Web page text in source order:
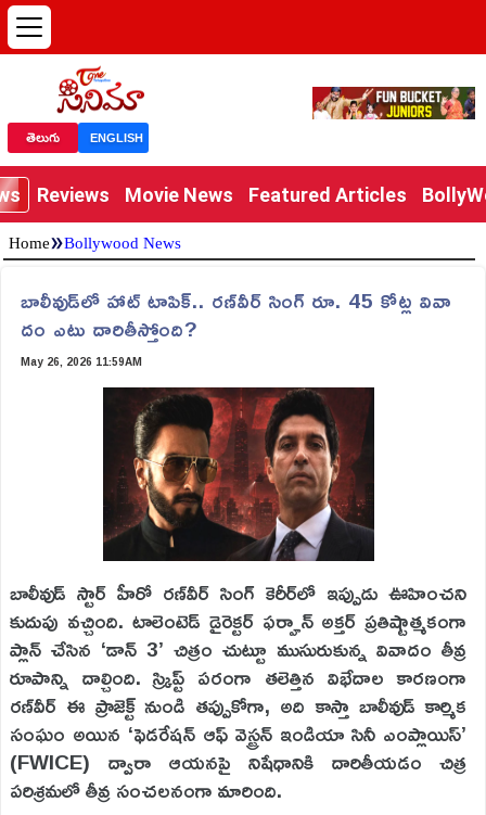
తెలుగు ENGLISH
Reviews Movie News Featured Articles
Home»Bollywood News
బాలీవుడ్‌లో హాట్ టాపిక్.. రణ్‌వీర్ సింగ్ రూ. 45 కోట్ల వివా
దం ఎటు దారితీస్తోంది?
May 26, 2026 11:59AM
బాలీవుడ్ స్టార్ హీరో రణ్‌వీర్ సింగ్ కెరీర్‌లో ఇప్పుడు ఊహించని
కుదుపు వచ్చింది. టాలెంటెడ్ డైరెక్టర్ ఫర్హాన్ అక్తర్ ప్రతిష్టాత్మకంగా
ప్లాన్ చేసిన ‘డాన్ 3’ చిత్రం చుట్టూ ముసురుకున్న వివాదం తీవ్ర
రూపాన్ని దాల్చింది. స్క్రిప్ట్ పరంగా తలెత్తిన విభేదాల కారణంగా
రణ్‌వీర్ ఈ ప్రాజెక్ట్ నుండి తప్పుకోగా, అది కాస్తా బాలీవుడ్ కార్మిక
సంఘం అయిన ‘ఫెడరేషన్ ఆఫ్ వెస్ట్రన్ ఇండియా సినీ ఎంప్లాయిస్’
(FWICE) ద్వారా ఆయనపై నిషేధానికి దారితీయడం చిత్ర
పరిశ్రమలో తీవ్ర సంచలనంగా మారింది.